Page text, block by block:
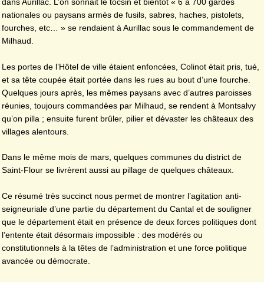
dans Aurillac. L’on sonnait le tocsin et bientôt « 6 à 700 gardes
nationales ou paysans armés de fusils, sabres, haches, pistolets,
fourches, etc… » se rendaient à Aurillac sous le commandement de
Milhaud.
Les portes de l’Hôtel de ville étaient enfoncées, Colinot était pris, tué,
et sa tête coupée était portée dans les rues au bout d’une fourche.
Quelques jours après, les mêmes paysans avec d’autres paroisses
réunies, toujours commandées par Milhaud, se rendent à Montsalvy
qu’on pilla ; ensuite furent brûler, pilier et dévaster les châteaux des
villages alentours.
Dans le même mois de mars, quelques communes du district de
Saint-Flour se livrèrent aussi au pillage de quelques châteaux.
Ce résumé très succinct nous permet de montrer l’agitation anti-
seigneuriale d’une partie du département du Cantal et de souligner
que le département était en présence de deux forces politiques dont
l’entente était désormais impossible : des modérés ou
constitutionnels à la têtes de l’administration et une force politique
avancée ou démocrate.